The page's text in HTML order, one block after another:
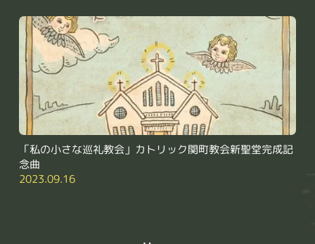
「私の小さな巡礼教会」カトリック関町教会新聖堂完成記
念曲
2023.09.16